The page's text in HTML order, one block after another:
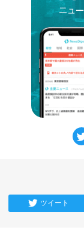
ツイート